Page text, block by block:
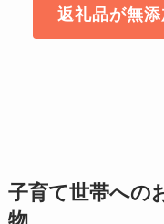
返礼品が無
子育て世帯へ